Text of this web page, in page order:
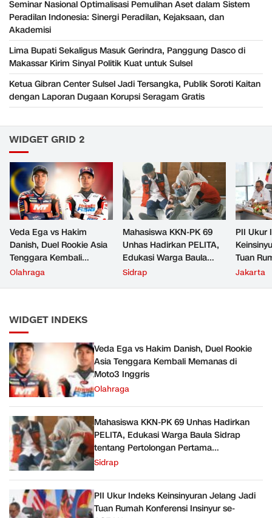
Seminar Nasional Optimalisasi Pemulihan Aset dalam Sistem
Peradilan Indonesia: Sinergi Peradilan, Kejaksaan, dan
Akademisi
Lima Bupati Sekaligus Masuk Gerindra, Panggung Dasco di
Makassar Kirim Sinyal Politik Kuat untuk Sulsel
Ketua Gibran Center Sulsel Jadi Tersangka, Publik Soroti Kaitan
dengan Laporan Dugaan Korupsi Seragam Gratis
WIDGET GRID 2
Veda Ega vs Hakim
Danish, Duel Rookie Asia
Tenggara Kembali
Memanas di Moto3
Olahraga
Mahasiswa KKN-PK 69
Unhas Hadirkan PELITA,
Edukasi Warga Baula
Sidrap tentang
Sidrap
PII Ukur
Tuan
Insinyur
Jakarta
WIDGET INDEKS
Veda Ega vs Hakim Danish, Duel Rookie
Asia Tenggara Kembali Memanas di
Moto3 Inggris
Olahraga
Mahasiswa KKN-PK 69 Unhas Hadirkan
PELITA, Edukasi Warga Baula Sidrap
tentang Pertolongan Pertama
Kegawatdaruratan
Sidrap
PII Ukur Indeks Keinsinyuran Jelang Jadi
Tuan Rumah Konferensi Insinyur se-